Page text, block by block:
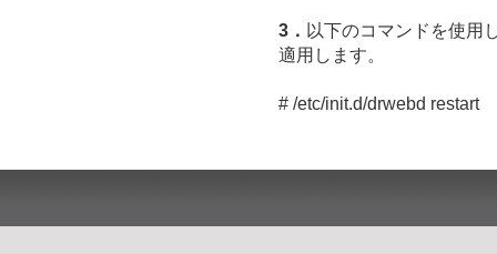
3． 以下のコマンドを使用
適用します。
# /etc/init.d/drwebd restart